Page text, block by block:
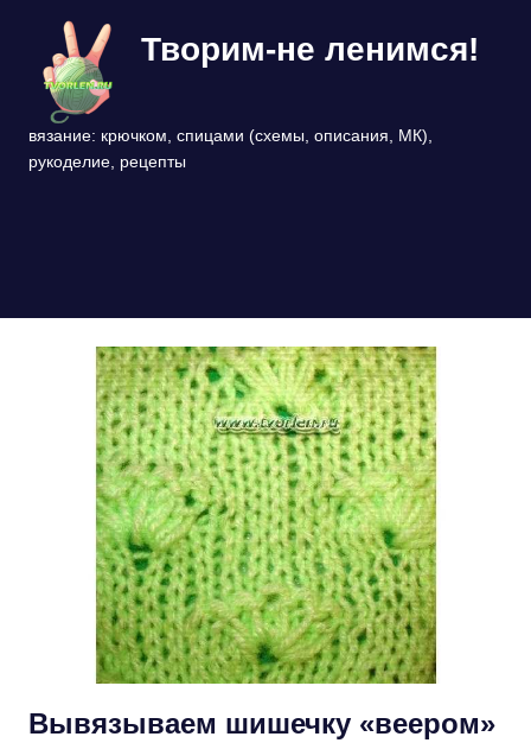
содержимому
Творим-не ленимся!
вязание: крючком, спицами (схемы, описания, МК),
рукоделие, рецепты
Вывязываем шишечку «веером»